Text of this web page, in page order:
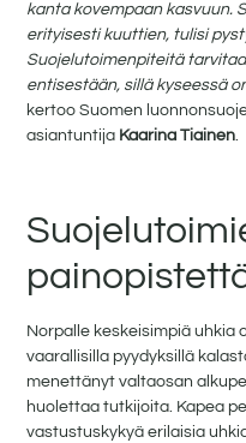
kanta kovempaan kasvuun.
erityisesti kuuttien, tulisi
Suojelutoimenpiteitä
entisestään, sillä kyseessä
kertoo Suomen
asiantuntija Kaarina Tiainen.
Norpalle keskeisimpiä uhkia
vaarallisilla pyydyksillä
menettänyt valtaosan
huolettaa tutkijoita. Kapea
vastustuskykyä erilaisia